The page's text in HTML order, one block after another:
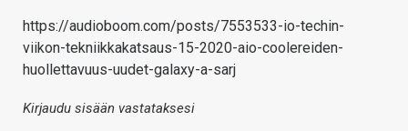
https://audioboom.com/posts/7553533-io-techin-
viikon-tekniikkakatsaus-15-2020-aio-coolereiden-
huollettavuus-uudet-galaxy-a-sarj
Kirjaudu sisään vastataksesi